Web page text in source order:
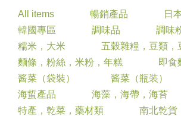
All items 暢銷產品
日
韓國專區
調味品
調味
糯米，大米
五穀雜糧，豆類，
麵條，粉絲，米粉，年糕
即食
酱菜（袋裝）
酱菜（瓶装）
海蜇產品
海藻，海帶，海苔
特產，乾菜，藥材類
南北乾貨